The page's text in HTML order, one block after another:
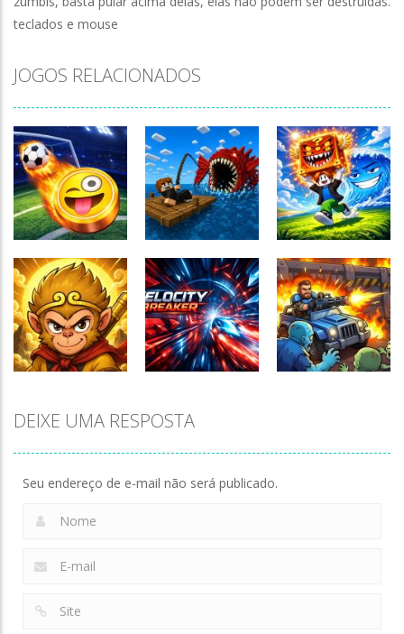
teclados e mouse
JOGOS RELACIONADOS
TIny Football
Cup 2026
153
Fishing: Catch
the Secret
Brainrot
190
Obby Escape
from Tsunami
Brainrot
165
Meme
Velocity
DEIXE UMA RESPOSTA
Seu endereço de e-mail não será publicado.